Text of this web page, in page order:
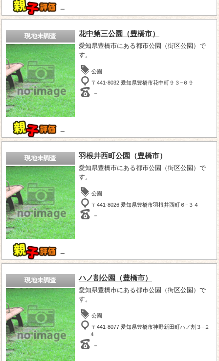
－
現地未調査
－
花中第三公園（豊橋市）
愛知県豊橋市にある都市公園（街区公園）で
す。
公園
〒441-8032 愛知県豊橋市花中町９３−６９
－
現地未調査
－
羽根井西町公園（豊橋市）
愛知県豊橋市にある都市公園（街区公園）で
す。
公園
〒441-8026 愛知県豊橋市羽根井西町６−３４
－
現地未調査 ハノ割公園（豊橋市）
愛知県豊橋市にある都市公園（街区公園）で
す。
公園
〒441-8077 愛知県豊橋市神野新田町ハノ割３−２
４
－